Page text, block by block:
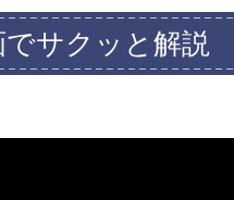
でサクッと解説